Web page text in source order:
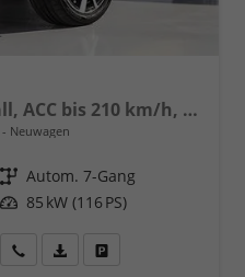
Style LED, Climatic, eCall, ACC bis 210 km/h, Lane-Assist, Front-Assist, Bluetooth, Sportsitze,17"Alu uvm.
Neuwagen
Getriebe Autom. 7-Gang
Leistung 85 kW (116 PS)